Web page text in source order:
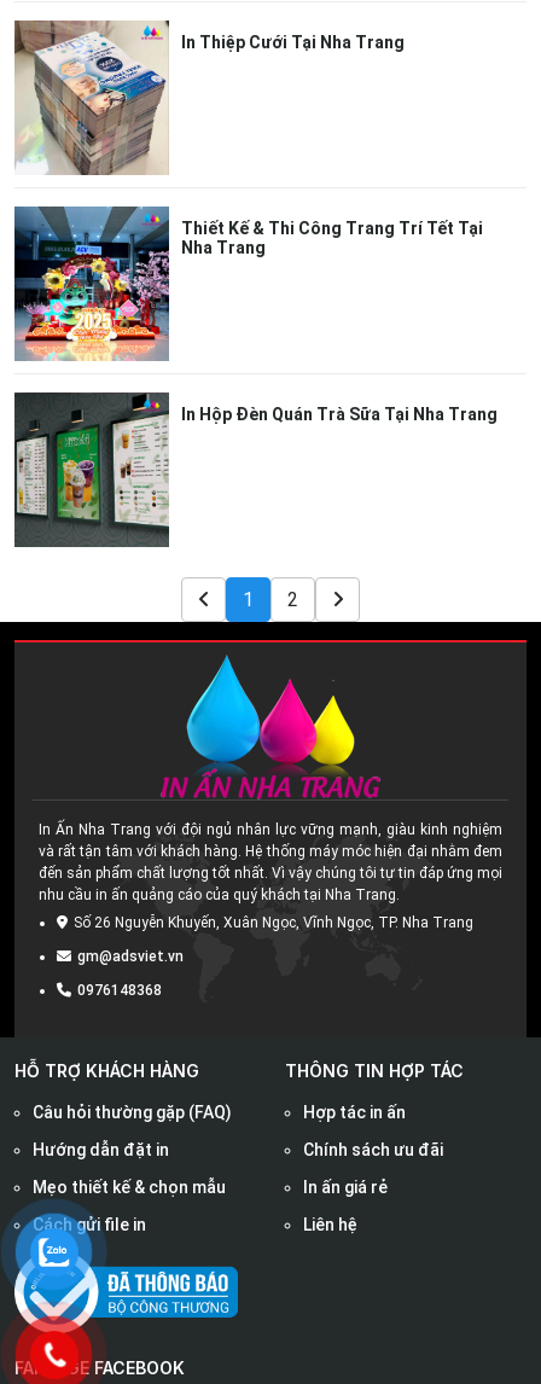
In Thiệp Cưới Tại Nha Trang
Thiết Kế & Thi Công Trang Trí Tết Tại
Nha Trang
In Hộp Đèn Quán Trà Sữa Tại Nha Trang
1 2
In Ấn Nha Trang với đội ngủ nhân lực vững mạnh, giàu kinh nghiệm
và rất tận tâm với khách hàng. Hệ thống máy móc hiện đại nhằm đem
đến sản phẩm chất lượng tốt nhất. Vì vậy chúng tôi tự tin đáp ứng mọi
nhu cầu in ấn quảng cáo của quý khách tại Nha Trang.
Số 26 Nguyễn Khuyến, Xuân Ngọc, Vĩnh Ngọc, TP. Nha Trang
gm@adsviet.vn
0976148368
HỖ TRỢ KHÁCH HÀNG
Câu hỏi thường gặp (FAQ)
Hướng dẫn đặt in
Mẹo thiết kế & chọn mẫu
Cách gửi file in
THÔNG TIN HỢP TÁC
Hợp tác in ấn
Chính sách ưu đãi
In ấn giá rẻ
Liên hệ
FANPAGE FACEBOOK